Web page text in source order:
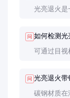
光亮退火是
问 如何检测光
可通过目
问 光亮退火带
碳钢材质在